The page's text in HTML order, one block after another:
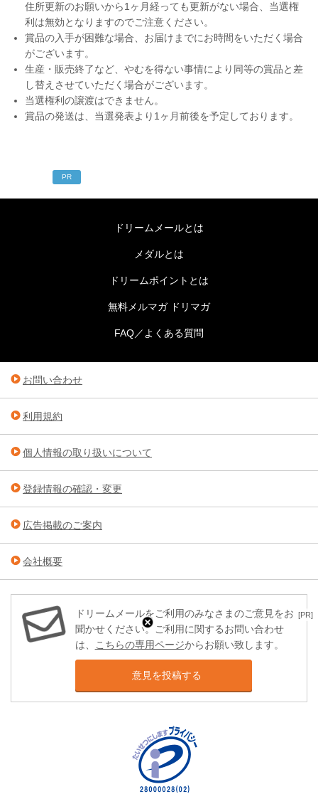
住所更新のお願いから1ヶ月経っても更新がない場合、当選権
利は無効となりますのでご注意ください。
賞品の入手が困難な場合、お届けまでにお時間をいただく場合
がございます。
生産・販売終了など、やむを得ない事情により同等の賞品と差
し替えさせていただく場合がございます。
当選権利の譲渡はできません。
賞品の発送は、当選発表より1ヶ月前後を予定しております。
[PR]
PR
ドリームメールとは
メダルとは
ドリームポイントとは
無料メルマガ ドリマガ
FAQ／よくある質問
お問い合わせ
利用規約
個人情報の取り扱いについて
登録情報の確認・変更
広告掲載のご案内
会社概要
ドリームメールをご利用のみなさまのご意見をお
聞かせください。ご利用に関するお問い合わせ
は、
こちらの専用ページからお願い致します。
意見を投稿する